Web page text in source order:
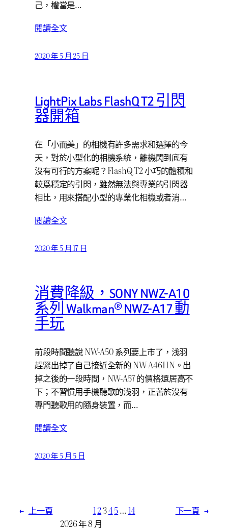
己，權當是…
閱讀全文
2020 年 5 月 25 日
LightPix Labs FlashQ T2 引閃
器開箱
在「小而美」的相機有許多需求和選擇的今
天，對於小型化的相機系統，離機閃到底有
沒有可行的方案呢？FlashQ T2 小巧的體積和
較爲穩定的引閃，雖然無法與專業的引閃器
相比，用來搭配小型的專業化相機或者消…
閱讀全文
2020 年 5 月 17 日
消費降級，SONY NWZ-A10
系列 Walkman® NWZ-A17 動
手玩
前段時間聽說 NW-A50 系列要上市了，浅羽
趕緊出掉了自己接近全新的 NW-A46HN。出
掉之後的一段時間，NW-A57 的價格還居高不
下；不習慣用手機聽歌的浅羽，正苦於沒有
專門聽歌用的隨身裝置，而…
閱讀全文
2020 年 5 月 5 日
← 上一頁 12345…14 下一頁 →
2026 年 8 月